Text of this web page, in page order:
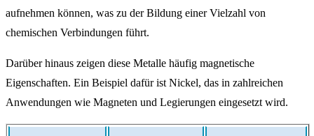
aufnehmen können, was zu der Bildung einer Vielzahl von
chemischen Verbindungen führt.
Darüber hinaus zeigen diese Metalle häufig magnetische
Eigenschaften. Ein Beispiel dafür ist Nickel, das in zahlreichen
Anwendungen wie Magneten und Legierungen eingesetzt wird.